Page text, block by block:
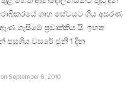
ගෘහ සේවයට ගිය අසරණ
ගැසීමේ ප්‍රවෘත්තිය යි. ඉහත
පසුගිය වසරේ ජූනි 1 දින
on September 6, 2010